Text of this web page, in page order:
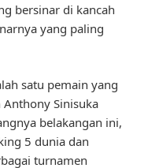
bersinar di kancah
yang paling
satu pemain yang
Sinisuka
belakangan ini,
5 dunia dan
turnamen